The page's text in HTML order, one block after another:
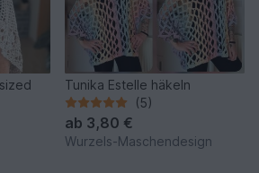
Tunika Estelle häkeln
(5)
ab 3,80 €
Wurzels-Maschendesign